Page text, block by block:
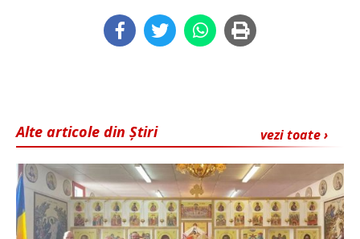
vezi toate ›
Alte articole din Știri